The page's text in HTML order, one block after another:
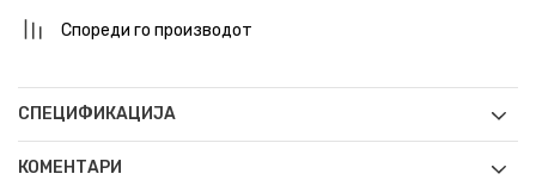
Спореди го производот
СПЕЦИФИКАЦИЈА
КОМЕНТАРИ